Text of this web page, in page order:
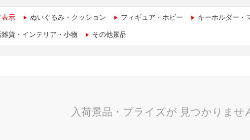
表示 ぬいぐるみ・クッション フィギュア・ホビー キーホルダー・
貨・インテリア・小物 その他景品